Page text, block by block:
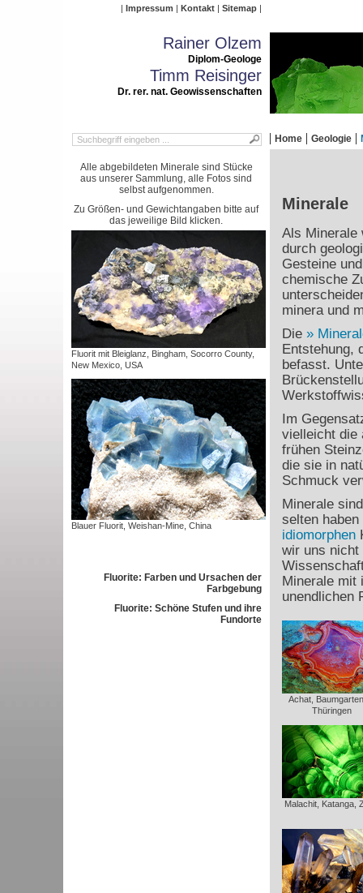
Impressum Kontakt Sitemap
Rainer Olzem
Diplom-Geologe
Timm Reisinger
Dr. rer. nat. Geowissenschaften
Home Geologie
Alle abgebildeten Minerale sind Stücke
aus unserer Sammlung, alle Fotos sind
selbst aufgenommen.
Zu Größen- und Gewichtangaben bitte auf
das jeweilige Bild klicken.
Fluorit mit Bleiglanz, Bingham, Socorro County,
New Mexico, USA
Blauer Fluorit, Weishan-Mine, China
Fluorite: Farben und Ursachen der
Farbgebung
Fluorite: Schöne Stufen und ihre
Fundorte
Minerale
Als Minerale
durch
Gesteine
chemische
minera und
Die
Entstehung,
befasst.
Im
vielleicht die
frühen
die sie in
Schmuck
Minerale
selten
idiomorphen
wir uns nicht
Minerale mit
unendlichen
Achat,
Thüringen
Malachit, Katanga,